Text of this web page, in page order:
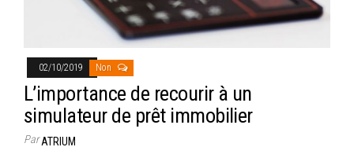
02/10/2019 Non
L’importance de recourir à un
simulateur de prêt immobilier
ParATRIUM